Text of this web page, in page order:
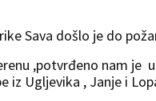
Sava došlo je do
,potvrđeno nam je
iz Ugljevika , Janje i